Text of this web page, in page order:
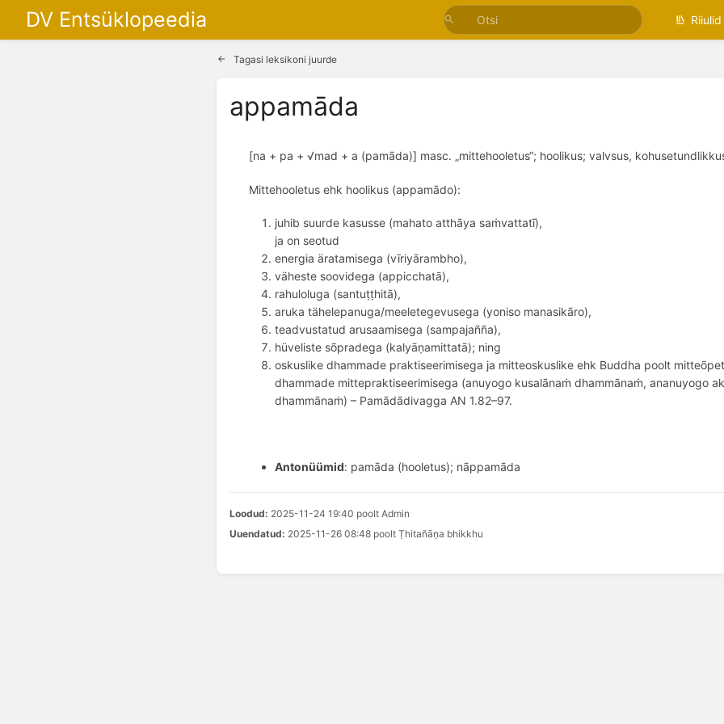
DV Entsüklopeedia Riiulid
Tagasi leksikoni juurde
appamāda
[na + pa + √mad + a (pamāda)] masc. „mittehooletus“; hoolikus; valvsus,
Mittehooletus ehk hoolikus (appamādo):
juhib suurde kasusse (mahato atthāya saṁvattatī),
ja on seotud
energia äratamisega (vīriyārambho),
väheste soovidega (appicchatā),
rahuloluga (santuṭṭhitā),
aruka tähelepanuga/meeletegevusega (yoniso manasikāro),
teadvustatud arusaamisega (sampajañña),
hüveliste sõpradega (kalyāṇamittatā); ning
oskuslike dhammade praktiseerimisega ja mitteoskuslike ehk Buddha poolt
dhammade mittepraktiseerimisega (anuyogo kusalānaṁ dhammānaṁ, ananuyogo
dhammānaṁ) – Pamādādivagga AN 1.82–97.
Antonüümid: pamāda (hooletus); nāppamāda
Loodud: 2025-11-24 19:40 poolt Admin
Uuendatud: 2025-11-26 08:48 poolt Ṭhitañāṇa bhikkhu